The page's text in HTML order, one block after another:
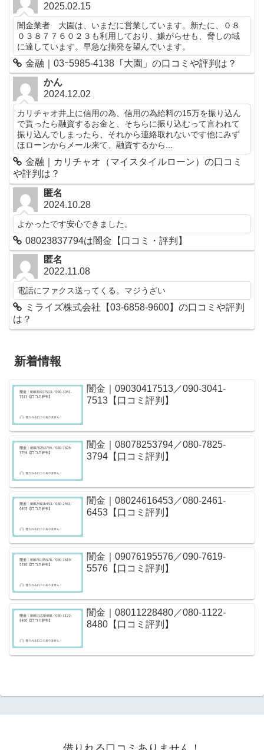
2025.02.15
闇金業者 大園は、いまだに営業しています。新たに、０８
０３８７７６０２３も利用しており、嫌がらせも、脅しの域
に達しています。早急な摘発を望んでいます。
金融｜03ｰ5985-4138「大園」の口コミや評判は？
かん
2024.12.02
カリチャオ井上に信用の為、信用の為給料の15万を振り込ん
で貰ったら融資するお金と、そちらに振り込むって言われて
振り込んでしまったら、それから連絡取れないです他にみず
ほローンからメール来て、融資するから...
金融｜カリチャオ（マイスタイルローン）の口コミ
や評判は？
匿名
2024.10.28
よかったです安心できました。
08023837794は闇金【口コミ・評判】
匿名
2022.11.08
電話にファクス送ってくる。マジうざい
ミライズ株式会社【03-6858-9600】の口コミや評判
は？
新着情報
闇金｜09030417513／090-3041-
7513【口コミ評判】
闇金｜08078253794／080-7825-
3794【口コミ評判】
闇金｜08024616453／080-2461-
6453【口コミ評判】
闇金｜09076195576／090-7619-
5576【口コミ評判】
闇金｜08011228480／080-1122-
8480【口コミ評判】